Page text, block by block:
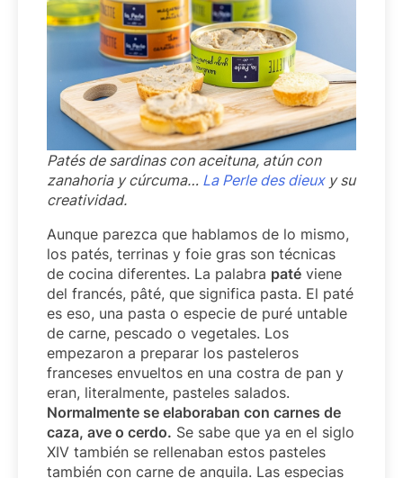
Patés de sardinas con aceituna, atún con
zanahoria y cúrcuma… La Perle des dieuxy su
creatividad.
Aunque parezca que hablamos de lo mismo,
los patés, terrinas y foie gras son técnicas
de cocina diferentes. La palabra paté viene
del francés, pâté, que significa pasta. El paté
es eso, una pasta o especie de puré untable
de carne, pescado o vegetales. Los
empezaron a preparar los pasteleros
franceses envueltos en una costra de pan y
eran, literalmente, pasteles salados.
Normalmente se elaboraban con carnes de
caza, ave o cerdo. Se sabe que ya en el siglo
XIV también se rellenaban estos pasteles
también con carne de anguila. Las especias